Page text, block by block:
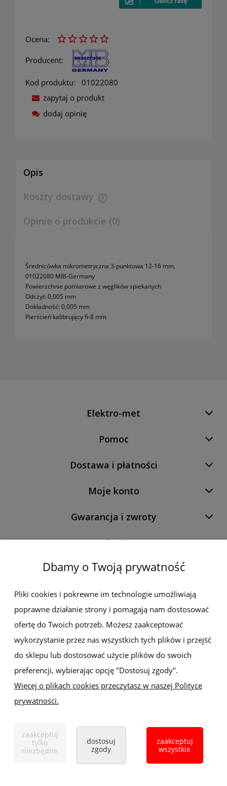
Ocena:
Producent:
Kod produktu:
01022080
zapytaj o produkt
dodaj opinię
Opis
Koszty dostawy
Cena nie zawiera ewentualnych kosztów płatności
Opinie o produkcie (0)
Średnicówka mikrometryczna 3-punktowa 12-16 mm,
01022080 MIB-Germany
Powierzchnie pomiarowe z węglików spiekanych
Odczyt: 0,005 mm
Dokładność: 0,005 mm
Pierścień kalibrujący fi-8 mm
Elektro-met
Pomoc
Dostawa i płatności
Moje konto
Gwarancja i zwroty
O firmie
Newsletter
Zapisz się do newslettera, aby być na bieżąco z nowościami i
promocjami
Handlowa 1, 35-103 Rzeszów
Tel:
+48 17 853 90 49 +48 668 191 214
Dbamy o Twoją prywatność
Pliki cookies i pokrewne im technologie umożliwiają
poprawne działanie strony i pomagają nam dostosować
ofertę do Twoich potrzeb. Możesz zaakceptować
wykorzystanie przez nas wszystkich tych plików i przejść
do sklepu lub dostosować użycie plików do swoich
preferencji, wybierając opcję "Dostosuj zgody".
Więcej o plikach cookies przeczytasz w naszej Polityce
prywatności.
zaakceptuj
tylko
niezbędne
dostosuj
zgody
zaakceptuj
wszystkie